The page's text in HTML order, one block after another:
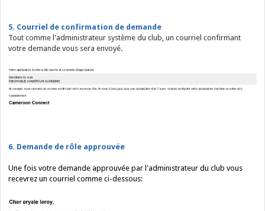
5. Courriel de confirmation de demande
Tout comme l'administrateur système du club, un courriel confirmant
votre demande vous sera envoyé.
6. Demande de rôle approuvée
Une fois votre demande approuvée par l'administrateur du club vous
recevrez un courriel comme ci-dessous: